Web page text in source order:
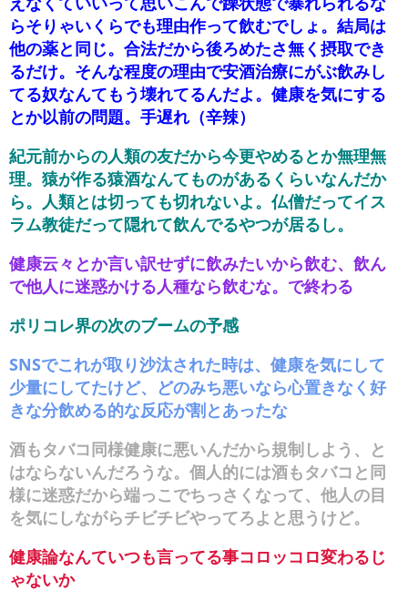
らそりゃいくらでも理由作って飲むでしょ。結局は
他の薬と同じ。合法だから後ろめたさ無く摂取でき
るだけ。そんな程度の理由で安酒治療にがぶ飲みし
てる奴なんてもう壊れてるんだよ。健康を気にする
とか以前の問題。手遅れ（辛辣）
紀元前からの人類の友だから今更やめるとか無理無
理。猿が作る猿酒なんてものがあるくらいなんだか
ら。人類とは切っても切れないよ。仏僧だってイス
ラム教徒だって隠れて飲んでるやつが居るし。
健康云々とか言い訳せずに飲みたいから飲む、飲ん
で他人に迷惑かける人種なら飲むな。で終わる
ポリコレ界の次のブームの予感
SNSでこれが取り沙汰された時は、健康を気にして
少量にしてたけど、どのみち悪いなら心置きなく好
きな分飲める的な反応が割とあったな
酒もタバコ同様健康に悪いんだから規制しよう、と
はならないんだろうな。個人的には酒もタバコと同
様に迷惑だから端っこでちっさくなって、他人の目
を気にしながらチビチビやってろよと思うけど。
健康論なんていつも言ってる事コロッコロ変わるじ
ゃないか